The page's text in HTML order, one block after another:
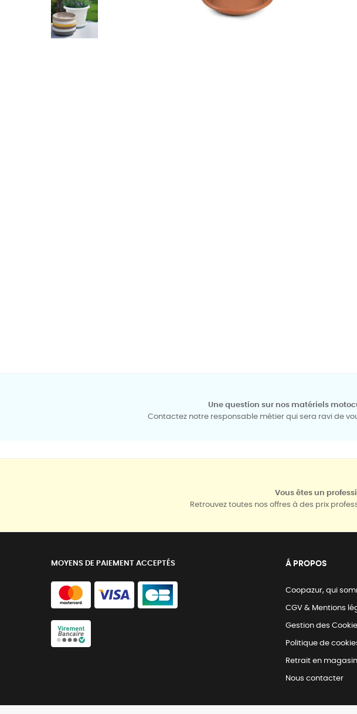
Une question sur nos matériels
Contactez notre responsable métier qui sera ravi de
Vous êtes un
Retrouvez toutes nos offres à des prix
MOYENS DE PAIEMENT ACCEPTÉS Á PROPOS
Coopazur, qui
CGV & Mentions
Gestion des
Politique de
Retrait en
Nous contacter